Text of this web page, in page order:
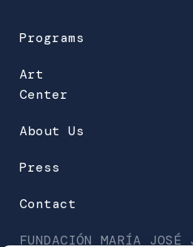
Programs
Art
Center
About Us
Press
Contact
FUNDACIÓN MARÍA